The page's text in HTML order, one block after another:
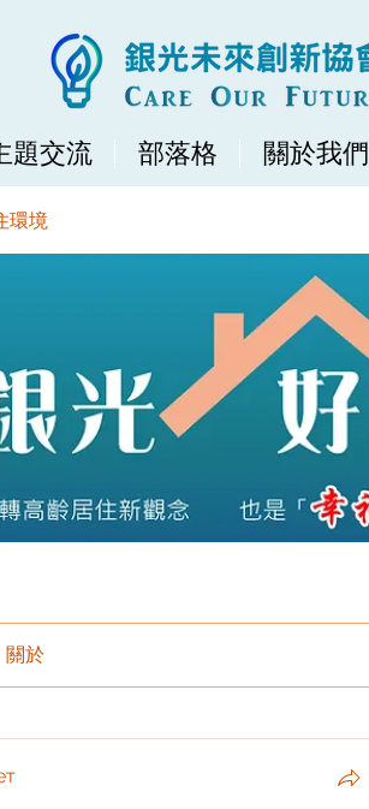
題交流 部落格 關於我們
環境
關於